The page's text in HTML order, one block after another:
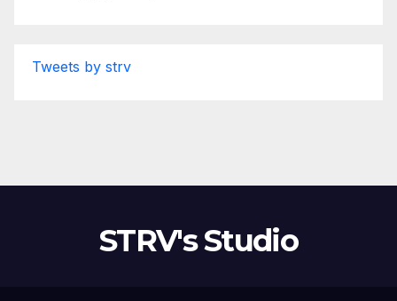
Tweets by strv
STRV's Studio